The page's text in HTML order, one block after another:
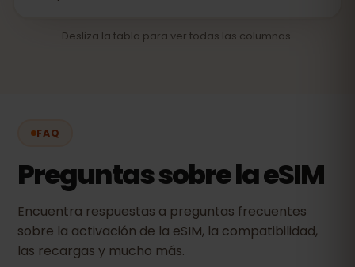
Desliza la tabla para ver todas las columnas.
FAQ
Preguntas sobre la eSIM
Encuentra respuestas a preguntas frecuentes
sobre la activación de la eSIM, la compatibilidad,
las recargas y mucho más.